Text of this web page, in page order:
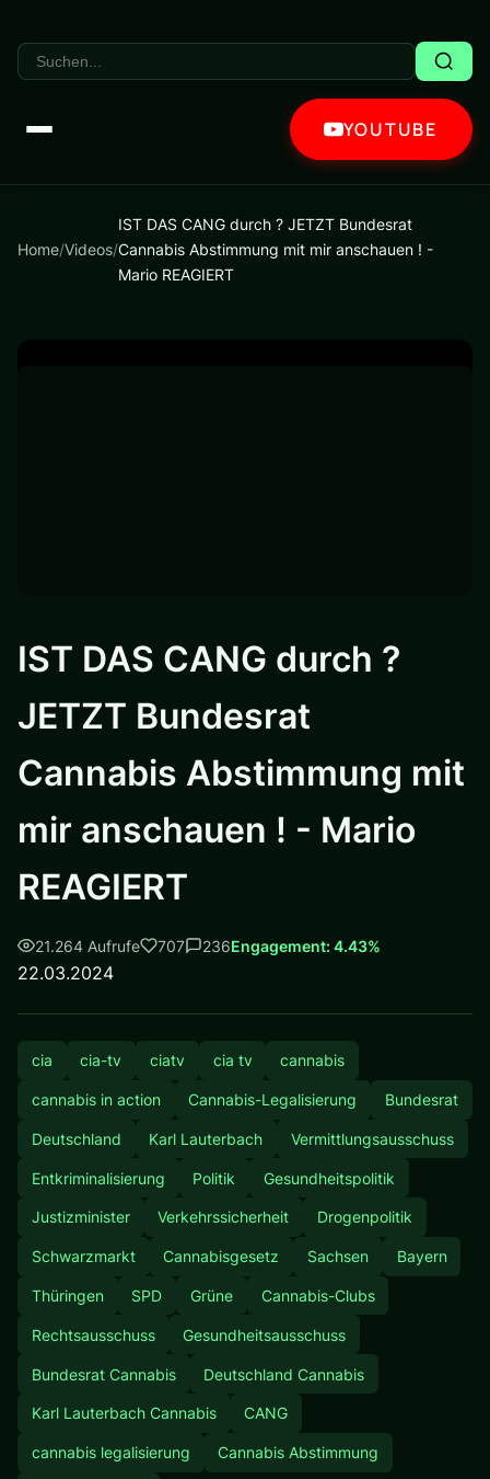
YOUTUBE
Home/Videos/
IST DAS CANG durch ? JETZT Bundesrat
Cannabis Abstimmung mit mir anschauen ! -
Mario REAGIERT
IST DAS CANG durch ?
JETZT Bundesrat
Cannabis Abstimmung mit
mir anschauen ! - Mario
REAGIERT
21.264 Aufrufe 707 236Engagement: 4.43%
22.03.2024
cia cia-tv ciatv cia tv cannabis
cannabis in action Cannabis-Legalisierung Bundesrat
Deutschland Karl Lauterbach Vermittlungsausschuss
Entkriminalisierung Politik Gesundheitspolitik
Justizminister Verkehrssicherheit Drogenpolitik
Schwarzmarkt Cannabisgesetz Sachsen Bayern
Thüringen SPD Grüne Cannabis-Clubs
Rechtsausschuss Gesundheitsausschuss
Bundesrat Cannabis Deutschland Cannabis
Karl Lauterbach Cannabis CANG
cannabis legalisierung Cannabis Abstimmung